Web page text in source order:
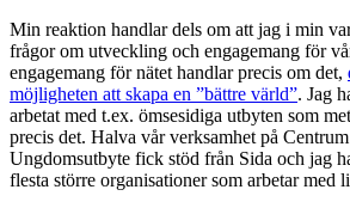
Min reaktion handlar dels om att jag i min
frågor om utveckling och engagemang för
engagemang för nätet handlar precis om det,
möjligheten att skapa en ”bättre värld”. Jag
arbetat med t.ex. ömsesidiga utbyten som
precis det. Halva vår verksamhet på
Ungdomsutbyte fick stöd från Sida och jag
flesta större organisationer som arbetar med